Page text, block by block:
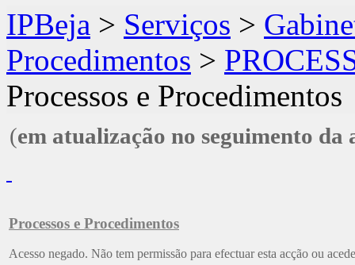
IPBeja > Serviços >
Procedimentos >
Processos e Procedimentos
(em atualização no seguimento
Processos e Procedimentos
Acesso negado. Não tem permissão para efectuar esta acção ou